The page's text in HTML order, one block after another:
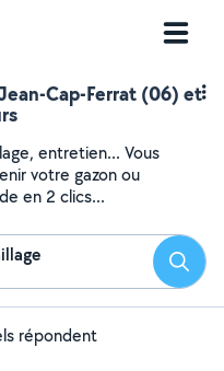
Cap-Ferrat (06) et
entretien... Vous
votre gazon ou
en 2 clics...
répondent